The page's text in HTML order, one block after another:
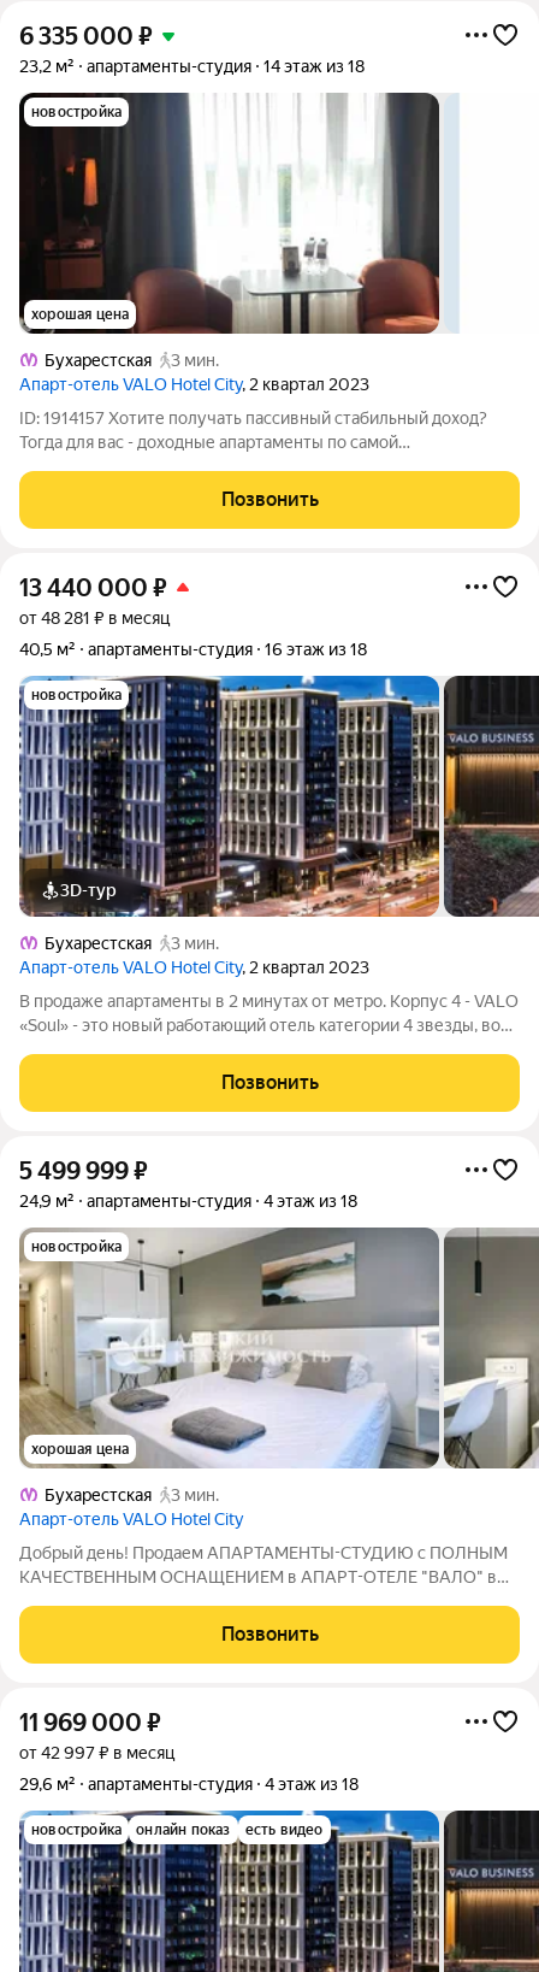
6 335 000 ₽
23,2 м² апартаменты-студия 14 этаж из 18
новостройка
хорошая цена
Бухарестская
3 мин.
Апарт-отель VALO Hotel City, 2 квартал 2023
ID: 1914157 Хотите получать пассивный стабильный доход?
Тогда для вас - доходные апартаменты по самой
флагманском единственном 5-звездочном отеле на
территории комплекса VALO. Приобретая
Позвонить
13 440 000 ₽
от 48 281 ₽ в месяц
40,5 м²
апартаменты-студия 16 этаж из 18
новостройка
3D-тур
Бухарестская
3 мин.
Апарт-отель VALO Hotel City, 2 квартал 2023
В продаже апартаменты в 2 минутах от метро. Корпус 4 - VALO
«Soul» - это новый работающий отель категории 4 звезды, во
как для краткосрочной, так и долгосрочной аренды, а значит
будут приносить
Позвонить
5 499 999₽
24,9 м² апартаменты-студия 4 этаж из 18
новостройка
хорошая цена
Бухарестская
3 мин.
Апарт-отель VALO Hotel City
Добрый день! Продаем АПАРТАМЕНТЫ-СТУДИЮ с ПОЛНЫМ
КАЧЕСТВЕННЫМ ОСНАЩЕНИЕМ в АПАРТ-ОТЕЛЕ "ВАЛО" в
Можно сдавать в аренду через доверительное управление от
УК Застройщика, иметь стабильный ежемесячный
Позвонить
11 969 000 ₽
от 42 997 ₽ в месяц
29,6 м²
апартаменты-студия 4 этаж из 18
новостройка онлайн показ есть видео